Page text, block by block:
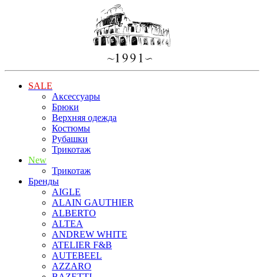
SALE
Аксессуары
Брюки
Верхняя одежда
Костюмы
Рубашки
Трикотаж
New
Трикотаж
Бренды
AIGLE
ALAIN GAUTHIER
ALBERTO
ALTEA
ANDREW WHITE
ATELIER F&B
AUTEBEEL
AZZARO